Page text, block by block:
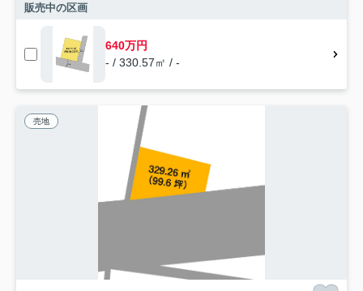
販売中の区画
640万円
- / 330.57㎡ / -
売地